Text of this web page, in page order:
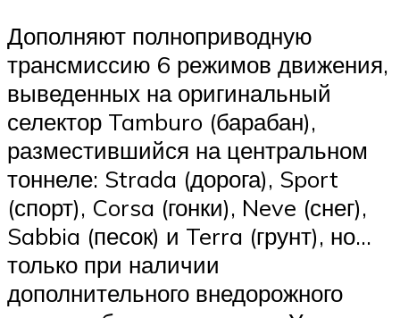
Дополняют полноприводную
трансмиссию 6 режимов движения,
выведенных на оригинальный
селектор Tamburo (барабан),
разместившийся на центральном
тоннеле: Strada (дорога), Sport
(спорт), Corsa (гонки), Neve (снег),
Sabbia (песок) и Terra (грунт), но…
только при наличии
дополнительного внедорожного